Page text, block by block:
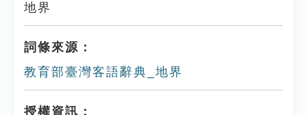
地界
詞條來源：
教育部臺灣客語辭典_地界
授權資訊：